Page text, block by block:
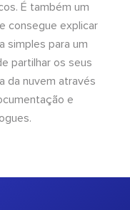
É também um
consegue explicar
simples para um
partilhar os seus
da nuvem através
e